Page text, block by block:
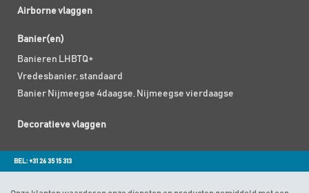
Airborne vlaggen
Banier(en)
Banieren LHBTQ+
Vredesbanier, standaard
Banier Nijmeegse 4daagse, Nijmeegse vierdaagse
Decoratieve vlaggen
BEL: +31 26 35 15 313